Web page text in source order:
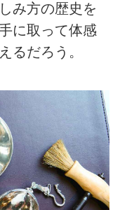
み方の歴史を
に取って体感
るだろう。